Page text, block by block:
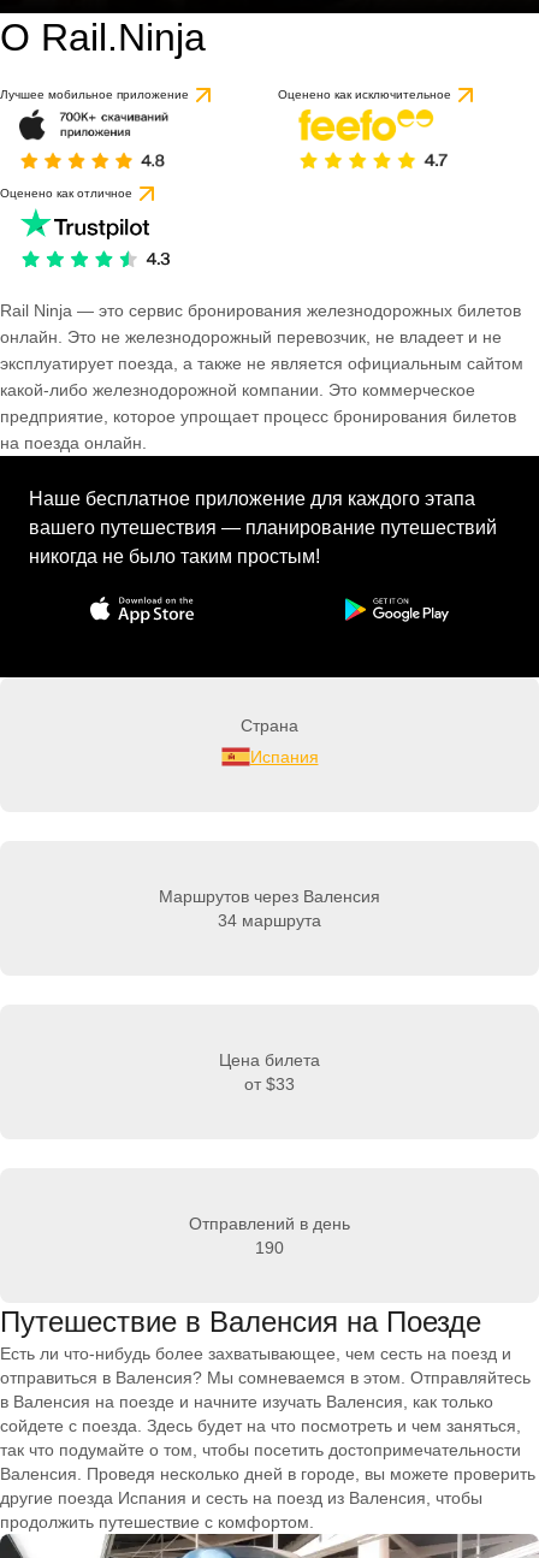
О Rail.Ninja
Лучшее мобильное приложение Оценено как исключительное
Оценено как отличное
Rail Ninja — это сервис бронирования железнодорожных билетов
онлайн. Это не железнодорожный перевозчик, не владеет и не
эксплуатирует поезда, а также не является официальным сайтом
какой-либо железнодорожной компании. Это коммерческое
предприятие, которое упрощает процесс бронирования билетов
на поезда онлайн.
Наше бесплатное приложение для каждого этапа
вашего путешествия — планирование путешествий
никогда не было таким простым!
Страна
Испания
Маршрутов через Валенсия
34 маршрута
Цена билета
от $33
Отправлений в день
190
Путешествие в Валенсия на Поезде
Есть ли что-нибудь более захватывающее, чем сесть на поезд и
отправиться в Валенсия? Мы сомневаемся в этом. Отправляйтесь
в Валенсия на поезде и начните изучать Валенсия, как только
сойдете с поезда. Здесь будет на что посмотреть и чем заняться,
так что подумайте о том, чтобы посетить достопримечательности
Валенсия. Проведя несколько дней в городе, вы можете проверить
другие поезда Испания и сесть на поезд из Валенсия, чтобы
продолжить путешествие с комфортом.